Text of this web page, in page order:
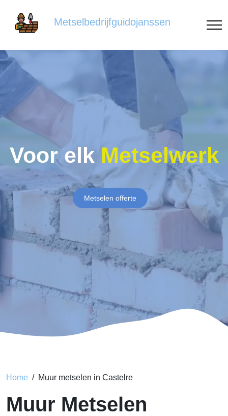
Metselbedrijfguidojanssen
Voor elk Metselwerk
Metselen offerte
Home Muur metselen in Castelre
Muur Metselen